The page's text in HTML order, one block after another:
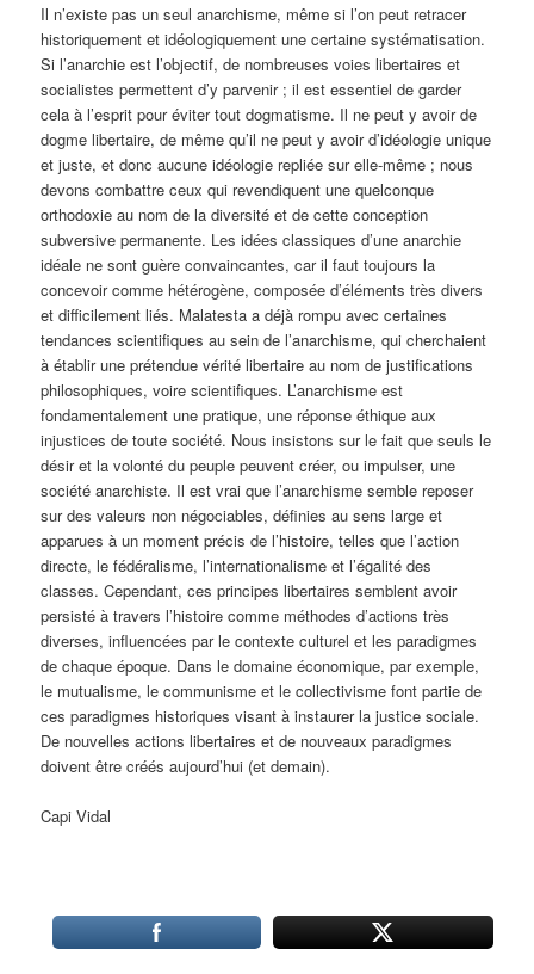
Il n’existe pas un seul anarchisme, même si l’on peut retracer
historiquement et idéologiquement une certaine systématisation.
Si l’anarchie est l’objectif, de nombreuses voies libertaires et
socialistes permettent d’y parvenir ; il est essentiel de garder
cela à l’esprit pour éviter tout dogmatisme. Il ne peut y avoir de
dogme libertaire, de même qu’il ne peut y avoir d’idéologie unique
et juste, et donc aucune idéologie repliée sur elle-même ; nous
devons combattre ceux qui revendiquent une quelconque
orthodoxie au nom de la diversité et de cette conception
subversive permanente. Les idées classiques d’une anarchie
idéale ne sont guère convaincantes, car il faut toujours la
concevoir comme hétérogène, composée d’éléments très divers
et difficilement liés. Malatesta a déjà rompu avec certaines
tendances scientifiques au sein de l’anarchisme, qui cherchaient
à établir une prétendue vérité libertaire au nom de justifications
philosophiques, voire scientifiques. L’anarchisme est
fondamentalement une pratique, une réponse éthique aux
injustices de toute société. Nous insistons sur le fait que seuls le
désir et la volonté du peuple peuvent créer, ou impulser, une
société anarchiste. Il est vrai que l’anarchisme semble reposer
sur des valeurs non négociables, définies au sens large et
apparues à un moment précis de l’histoire, telles que l’action
directe, le fédéralisme, l’internationalisme et l’égalité des
classes. Cependant, ces principes libertaires semblent avoir
persisté à travers l’histoire comme méthodes d’actions très
diverses, influencées par le contexte culturel et les paradigmes
de chaque époque. Dans le domaine économique, par exemple,
le mutualisme, le communisme et le collectivisme font partie de
ces paradigmes historiques visant à instaurer la justice sociale.
De nouvelles actions libertaires et de nouveaux paradigmes
doivent être créés aujourd’hui (et demain).
Capi Vidal